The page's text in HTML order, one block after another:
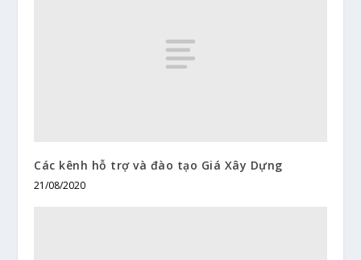
Các kênh hỗ trợ và đào tạo Giá Xây Dựng
21/08/2020